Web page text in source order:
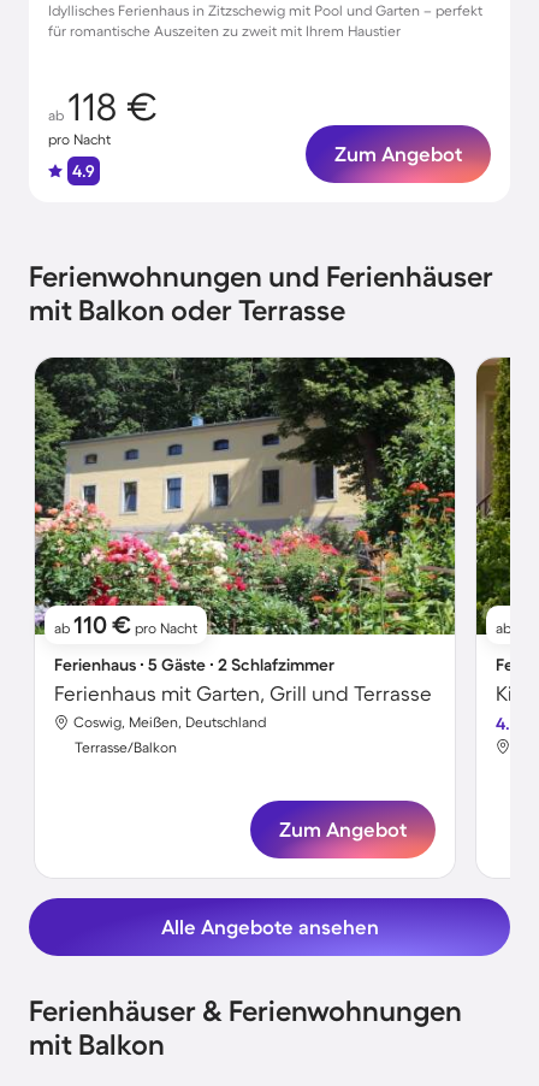
Idyllisches Ferienhaus in Zitzschewig mit Pool und Garten – perfekt
für romantische Auszeiten zu zweit mit Ihrem Haustier
ab 118 €
pro Nacht
4.9
Zum Angebot
Ferienwohnungen und Ferienhäuser
mit Balkon oder Terrasse
ab 110 € pro Nacht
Ferienhaus ∙ 5 Gäste ∙ 2 Schlafzimmer
Ferienhaus mit Garten, Grill und Terrasse
Coswig, Meißen, Deutschland
Terrasse/Balkon
Zum Angebot
ab
4.8
Alle Angebote ansehen
Ferienhäuser & Ferienwohnungen
mit Balkon